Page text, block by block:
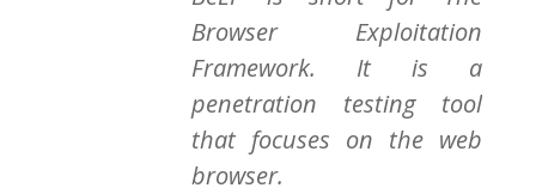
Browser Exploitation
Framework. It is a
penetration testing tool
that focuses on the web
browser.